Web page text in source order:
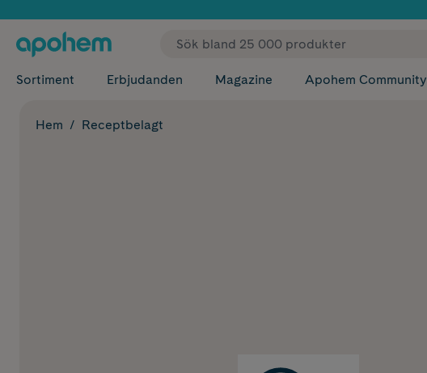
✓ Fri frakt
Sortiment Erbjudanden Magazine Apohem Community
Hem Receptbelagt